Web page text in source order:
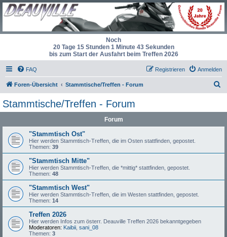
Noch
20 Tage 15 Stunden 1 Minute 43 Sekunden
bis zum Start der Ausfahrt beim Treffen 2026
FAQ Anmelden
Registrieren
Foren-Übersicht Stammtische/Treffen - Forum
Stammtische/Treffen - Forum
Forum
"Stammtisch Ost"
Hier werden Stammtisch-Treffen, die im Osten stattfinden, gepostet.
Themen: 39
"Stammtisch Mitte"
Hier werden Stammtisch-Treffen, die *mittig* stattfinden, gepostet.
Themen: 48
"Stammtisch West"
Hier werden Stammtisch-Treffen, die im Westen stattfinden, gepostet.
Themen: 14
Treffen 2026
Hier werden Infos zum österr. Deauville Treffen 2026 bekanntgegeben
Moderatoren: Kaibii sani_08
Themen: 3